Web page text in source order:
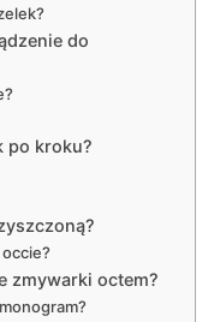
do
po kroku?
zmywarki octem?